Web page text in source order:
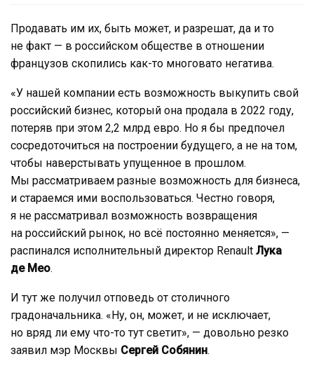
Продавать им их, быть может, и разрешат, да и то
не факт — в российском обществе в отношении
французов скопились как-то многовато негатива.
«У нашей компании есть возможность выкупить свой
российский бизнес, который она продала в 2022 году,
потеряв при этом 2,2 млрд евро. Но я бы предпочел
сосредоточиться на построении будущего, а не на том,
чтобы наверстывать упущенное в прошлом.
Мы рассматриваем разные возможность для бизнеса,
и стараемся ими воспользоваться. Честно говоря,
я не рассматривал возможность возвращения
на российский рынок, но всё постоянно меняется», —
распинался исполнительный директор Renault Лука
де Мео.
И тут же получил отповедь от столичного
градоначальника. «Ну, он, может, и не исключает,
но вряд ли ему что-то тут светит», — довольно резко
заявил мэр Москвы Сергей Собянин.